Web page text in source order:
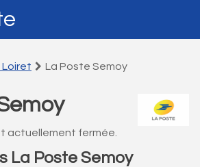
Loiret La Poste Semoy
actuellement fermée.
La Poste Semoy